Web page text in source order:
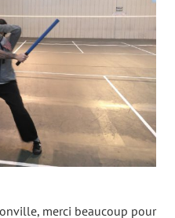
merci beaucoup pour